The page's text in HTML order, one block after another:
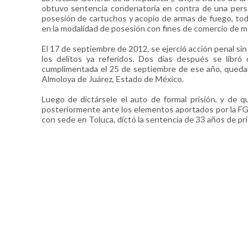
obtuvo sentencia condenatoria en contra de una
posesión de cartuchos y acopio de armas de fuego,
en la modalidad de posesión con fines de comercio de
El 17 de septiembre de 2012, se ejerció acción penal
los delitos ya referidos. Dos días después se
cumplimentada el 25 de septiembre de ese año,
Almoloya de Juárez, Estado de México.
Luego de dictársele el auto de formal prisión, y de
posteriormente ante los elementos aportados por la
con sede en Toluca, dictó la sentencia de 33 años de